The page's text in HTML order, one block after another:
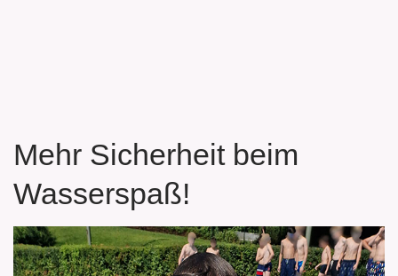
Mehr Sicherheit beim
Wasserspaß!